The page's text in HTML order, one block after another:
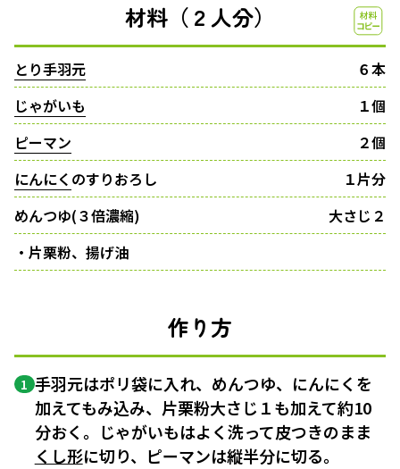
材料（２人分）
とり手羽元
６本
じゃがいも
１個
ピーマン
２個
にんにく のすりおろし
１片分
めんつゆ(３倍濃縮)
大さじ２
・片栗粉、揚げ油
作り方
1 手羽元はポリ袋に入れ、めんつゆ、にんにくを
加えてもみ込み、片栗粉大さじ１も加えて約10
分おく。じゃがいもはよく洗って皮つきのまま
くし形に切り、ピーマンは縦半分に切る。